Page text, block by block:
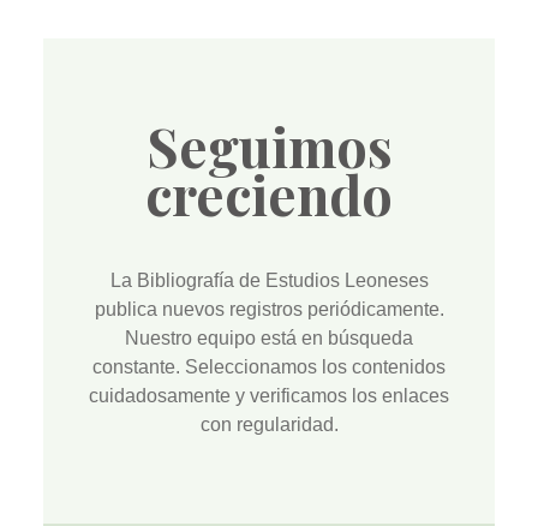
Seguimos
creciendo
La Bibliografía de Estudios Leoneses
publica nuevos registros periódicamente.
Nuestro equipo está en búsqueda
constante. Seleccionamos los contenidos
cuidadosamente y verificamos los enlaces
con regularidad.